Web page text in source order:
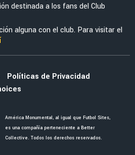
está haciendo
llegar al América